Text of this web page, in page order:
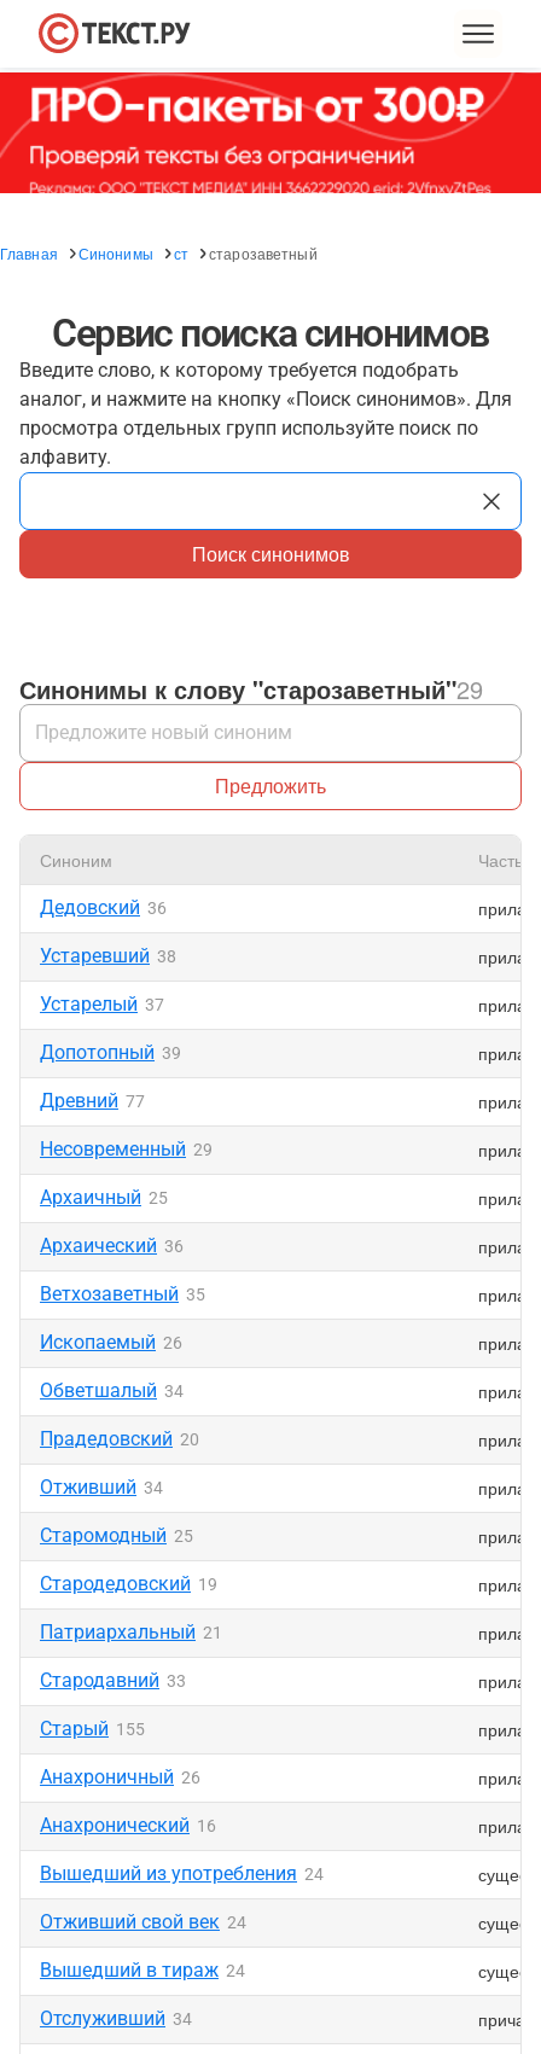
Главная Синонимы ст старозаветный
Сервис поиска синонимов
Введите слово, к которому требуется подобрать
аналог, и нажмите на кнопку «Поиск синонимов». Для
просмотра отдельных групп используйте поиск по
алфавиту.
Поиск синонимов
Синонимы к слову "старозаветный"29
Предложить
Синоним Часть
Дедовский 36
Устаревший 38
Устарелый 37
Допотопный 39
Древний 77
Несовременный 29
Архаичный 25
Архаический 36
Ветхозаветный 35
Ископаемый 26
Обветшалый 34
Прадедовский 20
Отживший 34
Старомодный 25
Стародедовский 19
Патриархальный 21
Стародавний 33
Старый 155
Анахроничный 26
Анахронический 16
Вышедший из употребления 24
Отживший свой век 24
Вышедший в тираж 24
Отслуживший 34